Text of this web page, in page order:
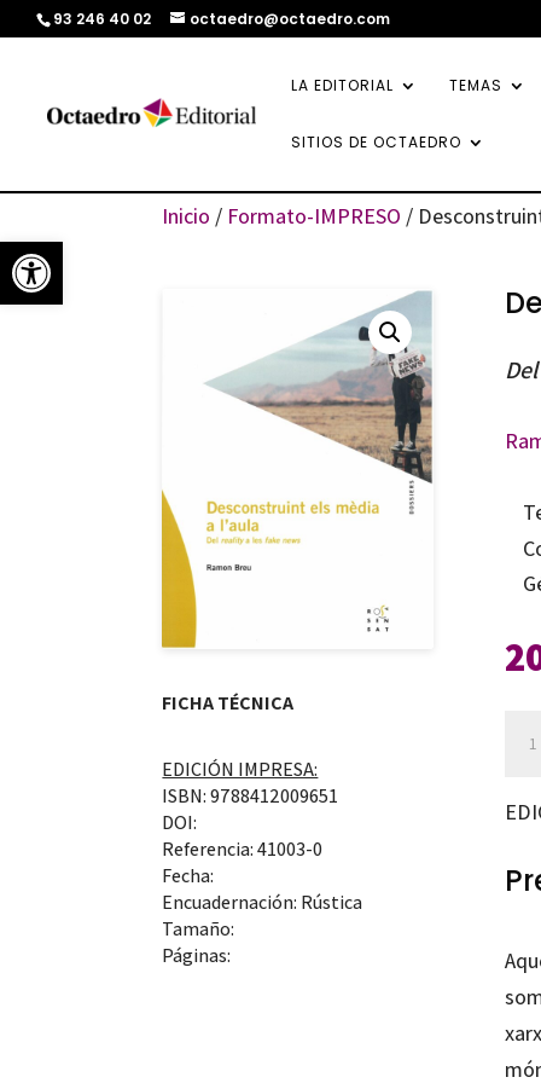
Abrir barra de herramientas
93 246 40 02 octaedro@octaedro.com
LA EDITORIAL TEMAS
SITIOS DE OCTAEDRO
Inicio / Formato-IMPRESO /
FICHA TÉCNICA
EDICIÓN IMPRESA:
ISBN: 9788412009651
DOI:
Referencia: 41003-0
Fecha:
Encuadernación: Rústica
Tamaño:
Páginas: